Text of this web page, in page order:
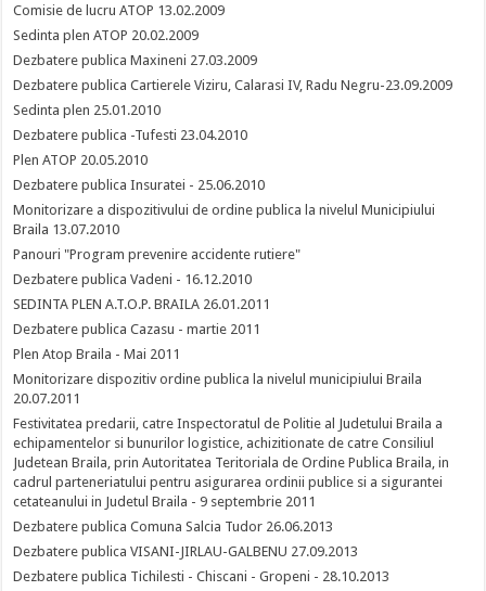
Comisie de lucru ATOP 13.02.2009
Sedinta plen ATOP 20.02.2009
Dezbatere publica Maxineni 27.03.2009
Dezbatere publica Cartierele Viziru, Calarasi IV, Radu Negru-23.09.2009
Sedinta plen 25.01.2010
Dezbatere publica -Tufesti 23.04.2010
Plen ATOP 20.05.2010
Dezbatere publica Insuratei - 25.06.2010
Monitorizare a dispozitivului de ordine publica la nivelul Municipiului
Braila 13.07.2010
Panouri "Program prevenire accidente rutiere"
Dezbatere publica Vadeni - 16.12.2010
SEDINTA PLEN A.T.O.P. BRAILA 26.01.2011
Dezbatere publica Cazasu - martie 2011
Plen Atop Braila - Mai 2011
Monitorizare dispozitiv ordine publica la nivelul municipiului Braila
20.07.2011
Festivitatea predarii, catre Inspectoratul de Politie al Judetului Braila a
echipamentelor si bunurilor logistice, achizitionate de catre Consiliul
Judetean Braila, prin Autoritatea Teritoriala de Ordine Publica Braila, in
cadrul parteneriatului pentru asigurarea ordinii publice si a sigurantei
cetateanului in Judetul Braila - 9 septembrie 2011
Dezbatere publica Comuna Salcia Tudor 26.06.2013
Dezbatere publica VISANI-JIRLAU-GALBENU 27.09.2013
Dezbatere publica Tichilesti - Chiscani - Gropeni - 28.10.2013